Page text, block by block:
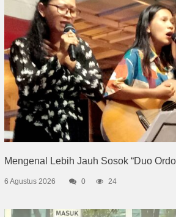
Mengenal Lebih Jauh Sosok “Duo
6 Agustus 2026 0 24